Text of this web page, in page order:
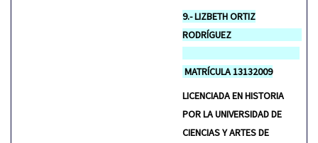
9.- LIZBETH ORTIZ
RODRÍGUEZ
MATRÍCULA 13132009
LICENCIADA EN HISTORIA
POR LA UNIVERSIDAD DE
CIENCIAS Y ARTES DE